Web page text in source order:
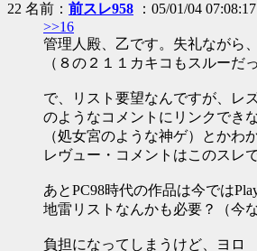
22 名前： 前スレ958 ：05/01/04
>>16
管理人殿、乙です。失礼ながら
（８の２１１カキコもスルーだ
で、リスト要望なんですが、レ
のようなコメントにリンクでき
（処女宮のような神ゲ）とかわ
レヴュー・コメントはこのスレ
あとPC98時代の作品は今では
地雷リストなんかも必要？（今
負担になってしまうけど、ヨロ